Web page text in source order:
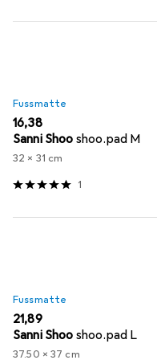
Fussmatte
EUR
16,38
Sanni Shoo shoo.pad M
32 x 31 cm
1
Fussmatte
EUR
21,89
Sanni Shoo shoo.pad L
37.50 x 37 cm